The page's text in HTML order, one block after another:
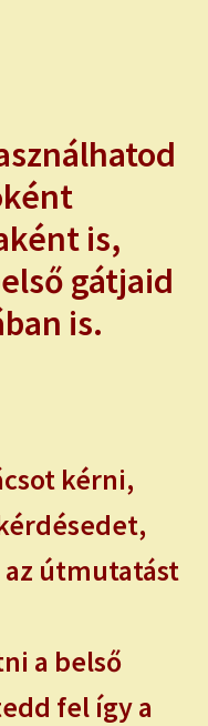
Expand
is,
gátjaid
is.
kérni,
útmutatást
a belső
fel így a